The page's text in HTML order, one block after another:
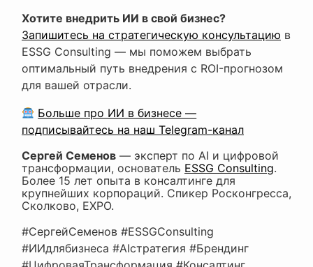
Хотите внедрить ИИ в свой бизнес?
Запишитесь на стратегическую консультацию в
ESSG Consulting — мы поможем выбрать
оптимальный путь внедрения с ROI-прогнозом
для вашей отрасли.
Больше про ИИ в бизнесе —
подписывайтесь на наш Telegram-канал
Сергей Семенов — эксперт по AI и цифровой
трансформации, основатель ESSG Consulting.
Более 15 лет опыта в консалтинге для
крупнейших корпораций. Спикер Росконгресса,
Сколково, EXPO.
#СергейСеменов #ESSGConsulting
#ИИдлябизнеса #AIстратегия #Брендинг